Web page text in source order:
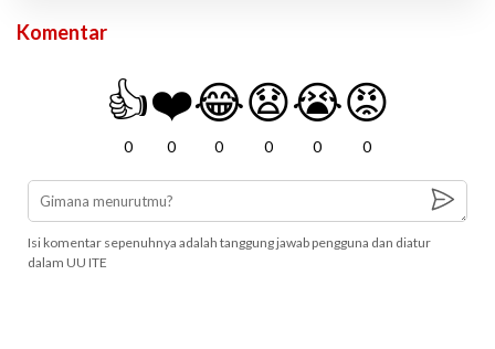
Komentar
👍
0
❤️
0
😂
0
😧
0
😭
0
😡
0
Isi komentar sepenuhnya adalah tanggung jawab pengguna dan diatur
dalam UU ITE